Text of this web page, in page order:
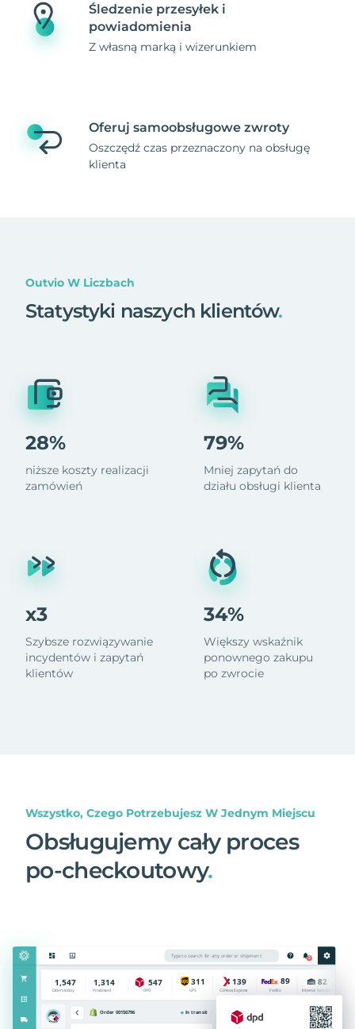
Śledzenie przesyłek i
powiadomienia
Z własną marką i wizerunkiem
Oferuj samoobsługowe zwroty
Oszczędź czas przeznaczony na obsługę
klienta
Outvio W Liczbach
Statystyki naszych klientów.
28%
niższe koszty realizacji
zamówień
x3
Szybsze rozwiązywanie
incydentów i zapytań
klientów
79%
Mniej zapytań do
działu obsługi klienta
34%
Większy wskaźnik
ponownego zakupu
po zwrocie
Wszystko, Czego Potrzebujesz W Jednym Miejscu
Obsługujemy cały proces
po-checkoutowy.